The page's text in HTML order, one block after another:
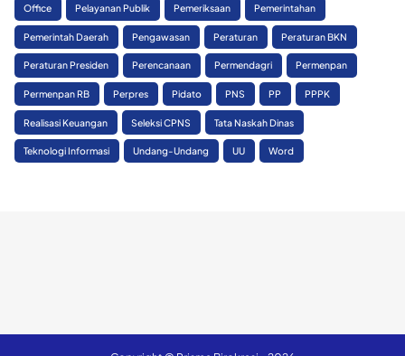
Office Pelayanan Publik Pemeriksaan Pemerintahan
Pemerintah Daerah Pengawasan Peraturan Peraturan BKN
Peraturan Presiden Perencanaan Permendagri Permenpan
Permenpan RB Perpres Pidato PNS PP PPPK
Realisasi Keuangan Seleksi CPNS Tata Naskah Dinas
Teknologi Informasi Undang-Undang UU Word